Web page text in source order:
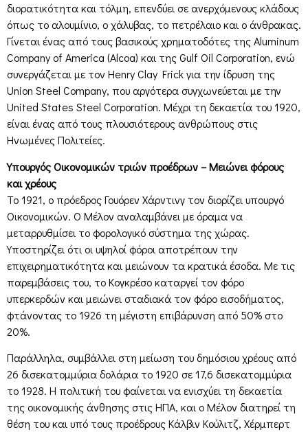
διορατικότητα και τόλμη, επενδύει σε ανερχόμενους κλάδους
όπως το αλουμίνιο, ο χάλυβας, το πετρέλαιο και ο άνθρακας.
Γίνεται ένας από τους βασικούς χρηματοδότες της Aluminum
Company of America (Alcoa) και της Gulf Oil Corporation, ενώ
συνεργάζεται με τον Henry Clay Frick για την ίδρυση της
Union Steel Company, που αργότερα συγχωνεύεται με την
United States Steel Corporation. Μέχρι τη δεκαετία του 1920,
είναι ένας από τους πλουσιότερους ανθρώπους στις
Ηνωμένες Πολιτείες.
Υπουργός Οικονομικών τριών προέδρων – Μειώνει φόρους
και χρέους
Το 1921, ο πρόεδρος Γουόρεν Χάρντινγ τον διορίζει υπουργό
Οικονομικών. Ο Μέλον αναλαμβάνει με όραμα να
μεταρρυθμίσει το φορολογικό σύστημα της χώρας.
Υποστηρίζει ότι οι υψηλοί φόροι αποτρέπουν την
επιχειρηματικότητα και μειώνουν τα κρατικά έσοδα. Με τις
παρεμβάσεις του, το Κογκρέσο καταργεί τον φόρο
υπερκερδών και μειώνει σταδιακά τον φόρο εισοδήματος,
φτάνοντας το 1926 τη μέγιστη επιβάρυνση από 50% στο
20%.
Παράλληλα, συμβάλλει στη μείωση του δημόσιου χρέους από
26 δισεκατομμύρια δολάρια το 1920 σε 17,6 δισεκατομμύρια
το 1928. Η πολιτική του φαίνεται να ενισχύει τη δεκαετία
της οικονομικής άνθησης στις ΗΠΑ, και ο Μέλον διατηρεί τη
θέση του και υπό τους προέδρους Κάλβιν Κούλιτζ, Χέρμπερτ